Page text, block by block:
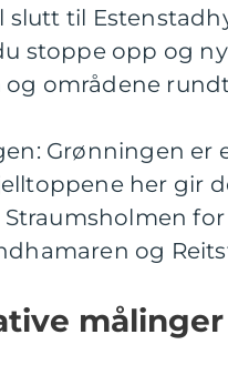
slutt til
stoppe opp og
områdene
Grønningen
her gir
Straumsholmen
og